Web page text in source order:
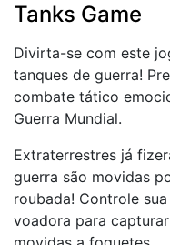
Tanks Game
Divirta-se com este
tanques de guerra!
combate tático
Guerra Mundial.
Extraterrestres já
guerra são movidas
roubada! Controle
voadora para